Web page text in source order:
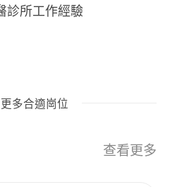
診所工作經驗
診所助護
多合適崗位
查看更多